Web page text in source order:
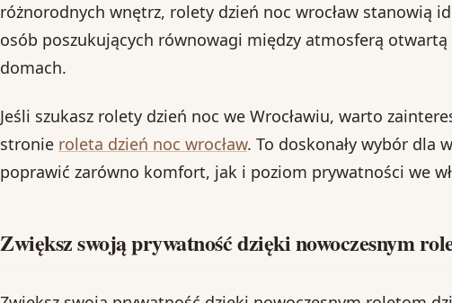
różnorodnych wnętrz, rolety dzień noc wrocław stanowią
osób poszukujących równowagi między atmosferą
domach.
Jeśli szukasz rolety dzień noc we Wrocławiu, warto
stronie roleta dzień noc wrocław. To doskonały wybór dla
poprawić zarówno komfort, jak i poziom prywatności we
Zwiększ swoją prywatność dzięki nowoczesnym